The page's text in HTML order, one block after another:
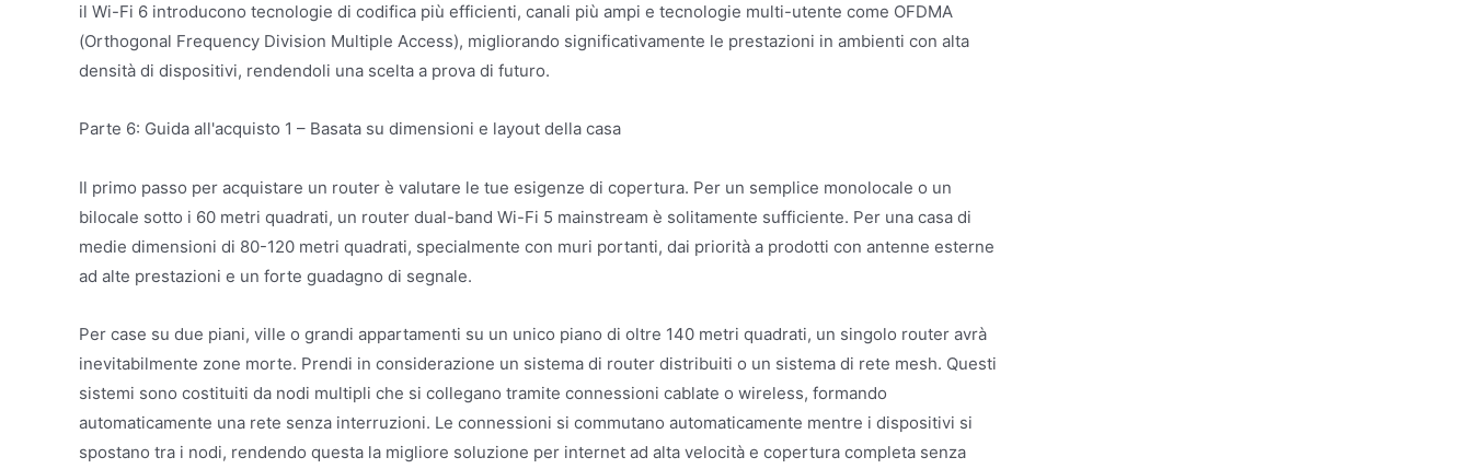
il Wi-Fi 6 introducono tecnologie di codifica più efficienti, canali più ampi e tecnologie multi-utente come OFDMA
(Orthogonal Frequency Division Multiple Access), migliorando significativamente le prestazioni in ambienti con alta
densità di dispositivi, rendendoli una scelta a prova di futuro.
Parte 6: Guida all'acquisto 1 – Basata su dimensioni e layout della casa
Il primo passo per acquistare un router è valutare le tue esigenze di copertura. Per un semplice monolocale o un
bilocale sotto i 60 metri quadrati, un router dual-band Wi-Fi 5 mainstream è solitamente sufficiente. Per una casa di
medie dimensioni di 80-120 metri quadrati, specialmente con muri portanti, dai priorità a prodotti con antenne esterne
ad alte prestazioni e un forte guadagno di segnale.
Per case su due piani, ville o grandi appartamenti su un unico piano di oltre 140 metri quadrati, un singolo router avrà
inevitabilmente zone morte. Prendi in considerazione un sistema di router distribuiti o un sistema di rete mesh. Questi
sistemi sono costituiti da nodi multipli che si collegano tramite connessioni cablate o wireless, formando
automaticamente una rete senza interruzioni. Le connessioni si commutano automaticamente mentre i dispositivi si
spostano tra i nodi, rendendo questa la migliore soluzione per internet ad alta velocità e copertura completa senza